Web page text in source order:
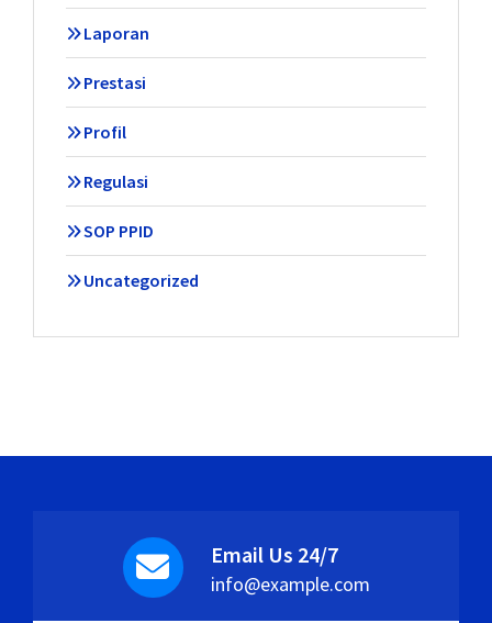
Laporan
Prestasi
Profil
Regulasi
SOP PPID
Uncategorized
Email Us 24/7
info@example.com